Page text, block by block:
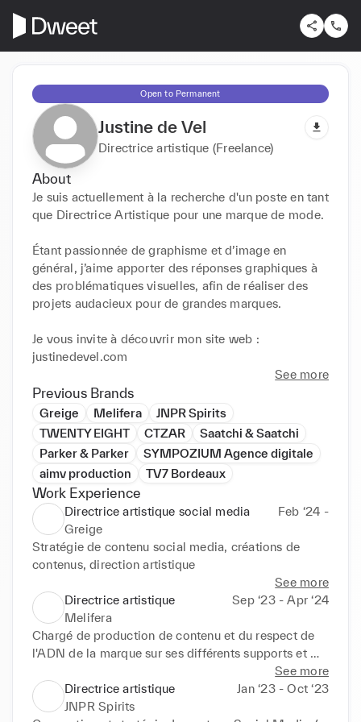
Open to Permanent
Justine de Vel
Directrice artistique (Freelance)
About
Je suis actuellement à la recherche d'un poste en tant
que Directrice Artistique pour une marque de mode.
Étant passionnée de graphisme et d’image en
général, j’aime apporter des réponses graphiques à
des problématiques visuelles, afin de réaliser des
projets audacieux pour de grandes marques.
Je vous invite à découvrir mon site web :
justinedevel.com
See more
Previous Brands
Greige Melifera
JNPR Spirits
TWENTY EIGHT
CTZAR
Saatchi & Saatchi
Parker & Parker
SYMPOZIUM Agence digitale
aimv production
TV7 Bordeaux
Work Experience
Directrice artistique social media
Feb ‘24 -
Greige
Stratégie de contenu social media, créations de
contenus, direction artistique
See more
Directrice artistique
Sep ‘23 - Apr ‘24
Melifera
Chargé de production de contenu et du respect de
l'ADN de la marque sur ses différents supports et
réseaux sociaux. Photographie, vidéo, conseil en
stratégie Social Media.
See more
Directrice artistique
Jan ‘23 - Oct ‘23
JNPR Spirits